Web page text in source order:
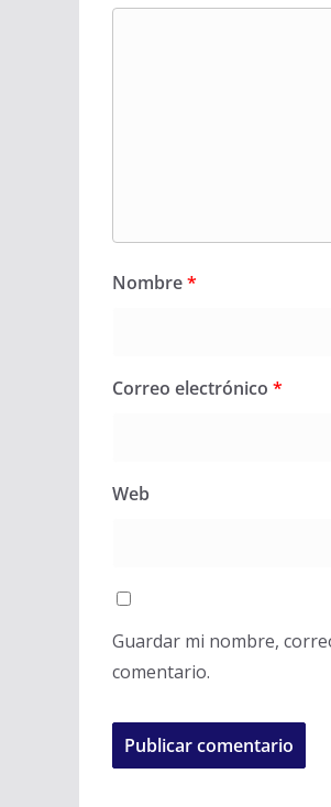
Nombre*
Correo electrónico *
Web
Guardar mi nombre,
comentario.